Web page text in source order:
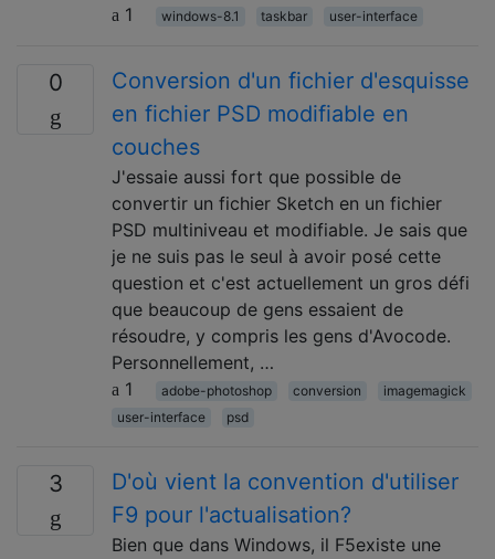
1
windows-8.1 taskbar user-interface
0
Conversion d'un fichier d'esquisse
en fichier PSD modifiable en
couches
J'essaie aussi fort que possible de
convertir un fichier Sketch en un fichier
PSD multiniveau et modifiable. Je sais que
je ne suis pas le seul à avoir posé cette
question et c'est actuellement un gros défi
que beaucoup de gens essaient de
résoudre, y compris les gens d'Avocode.
Personnellement, …
1
adobe-photoshop conversion
imagemagick
user-interface
psd
3
D'où vient la convention d'utiliser
F9 pour l'actualisation?
Bien que dans Windows, il F5existe une